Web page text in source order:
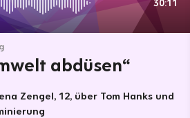
abdüsen“
Zengel, 12, über Tom Hanks und